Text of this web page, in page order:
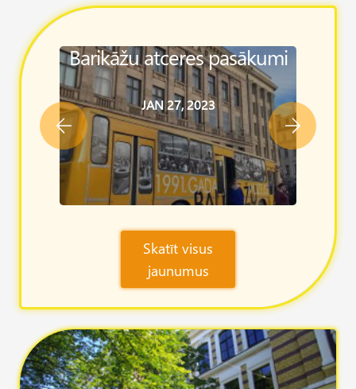
Barikāžu atceres pasākumi
JAN 27, 2023
Skatīt visus
jaunumus